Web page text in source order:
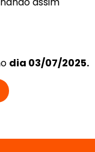
dia 03/07/2025.